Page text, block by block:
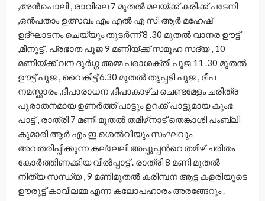
,അന്‍പൊലി , രാവിലെ 7 മുതല്‍ മലയ്ക്ക് കരിക്ക് പടേനി
,ഒന്‍പതാം ഉത്സവം എം എല്‍ എ സി ആര്‍ മഹേഷ്‌
ഉദ്ഘാടനം ചെയ്യും തുടര്‍ന്ന് 8 .30 മുതല്‍ വാനര ഊട്ട്
,മീനൂട്ട് , പ്രഭാത പൂജ 9 മണിയ്ക്ക് സമൂഹ സദ്യ , 10
മണിയ്ക്ക് വന ദുര്‍ഗ്ഗ അമ്മ പരാശക്തി പൂജ 11 .30 മുതല്‍
ഊട്ട് പൂജ , വൈകിട്ട് 6.30 മുതല്‍ തൃപ്പടി പൂജ , ദീപ
നമസ്ക്കാരം ,ദീപാരാധന ,ദീപാകാഴ്ച ചെണ്ടമേളം ചരിത്ര
പുരാതനമായ ഉണര്‍ത്ത് പാട്ടും ഉറക്ക് പാട്ടുമായ കുംഭ
പാട്ട് , രാത്രി 7 മണി മുതല്‍ തമിഴ്‌നാട്‌ തെങ്കാശി പംബ്ലി
കുമാരി ആര്‍ എം ഇ ശെല്‍വിയും സംഘവും
അവതരിപ്പിക്കുന്ന കല്ലേലി അപ്പൂപ്പന്‍റെ തമിഴ് ചരിതം
കോര്‍ത്തിണക്കിയ വില്‍പ്പാട്ട് . രാത്രി 8 മണി മുതല്‍
നിത്യ സന്ധ്യ , 9 മണിമുതല്‍ കരിമ്പന ആട്ട കളരിയുടെ
ഊരൂട്ട്‌ കാവിലമ്മ എന്ന കലോപഹാരം അരങ്ങേറും .